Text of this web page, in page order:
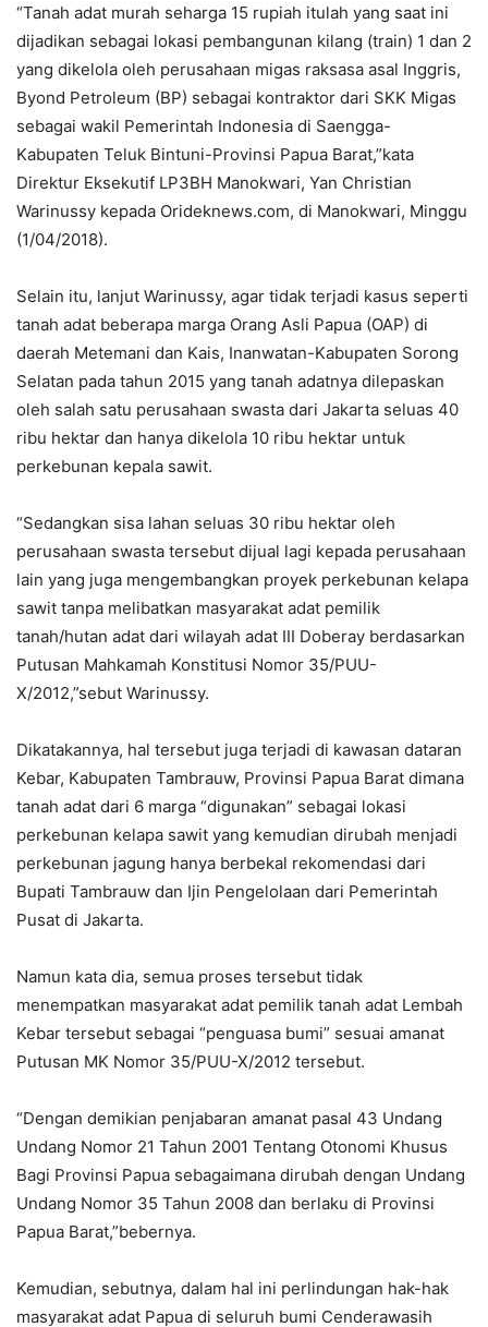
“Tanah adat murah seharga 15 rupiah itulah yang saat ini
dijadikan sebagai lokasi pembangunan kilang (train) 1 dan 2
yang dikelola oleh perusahaan migas raksasa asal Inggris,
Byond Petroleum (BP) sebagai kontraktor dari SKK Migas
sebagai wakil Pemerintah Indonesia di Saengga-
Kabupaten Teluk Bintuni-Provinsi Papua Barat,”kata
Direktur Eksekutif LP3BH Manokwari, Yan Christian
Warinussy kepada Orideknews.com, di Manokwari, Minggu
(1/04/2018).
Selain itu, lanjut Warinussy, agar tidak terjadi kasus seperti
tanah adat beberapa marga Orang Asli Papua (OAP) di
daerah Metemani dan Kais, Inanwatan-Kabupaten Sorong
Selatan pada tahun 2015 yang tanah adatnya dilepaskan
oleh salah satu perusahaan swasta dari Jakarta seluas 40
ribu hektar dan hanya dikelola 10 ribu hektar untuk
perkebunan kepala sawit.
“Sedangkan sisa lahan seluas 30 ribu hektar oleh
perusahaan swasta tersebut dijual lagi kepada perusahaan
lain yang juga mengembangkan proyek perkebunan kelapa
sawit tanpa melibatkan masyarakat adat pemilik
tanah/hutan adat dari wilayah adat III Doberay berdasarkan
Putusan Mahkamah Konstitusi Nomor 35/PUU-
X/2012,”sebut Warinussy.
Dikatakannya, hal tersebut juga terjadi di kawasan dataran
Kebar, Kabupaten Tambrauw, Provinsi Papua Barat dimana
tanah adat dari 6 marga “digunakan” sebagai lokasi
perkebunan kelapa sawit yang kemudian dirubah menjadi
perkebunan jagung hanya berbekal rekomendasi dari
Bupati Tambrauw dan Ijin Pengelolaan dari Pemerintah
Pusat di Jakarta.
Namun kata dia, semua proses tersebut tidak
menempatkan masyarakat adat pemilik tanah adat Lembah
Kebar tersebut sebagai “penguasa bumi” sesuai amanat
Putusan MK Nomor 35/PUU-X/2012 tersebut.
“Dengan demikian penjabaran amanat pasal 43 Undang
Undang Nomor 21 Tahun 2001 Tentang Otonomi Khusus
Bagi Provinsi Papua sebagaimana dirubah dengan Undang
Undang Nomor 35 Tahun 2008 dan berlaku di Provinsi
Papua Barat,”bebernya.
Kemudian, sebutnya, dalam hal ini perlindungan hak-hak
masyarakat adat Papua di seluruh bumi Cenderawasih